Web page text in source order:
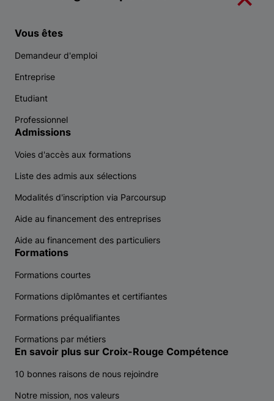
Vous êtes
Demandeur d'emploi
Entreprise
Etudiant
Professionnel
Admissions
Voies d'accès aux formations
Liste des admis aux sélections
Modalités d'inscription via Parcoursup
Aide au financement des entreprises
Aide au financement des particuliers
Formations
Formations courtes
Formations diplômantes et certifiantes
Formations préqualifiantes
Formations par métiers
En savoir plus sur Croix-Rouge Compétence
10 bonnes raisons de nous rejoindre
Notre mission, nos valeurs